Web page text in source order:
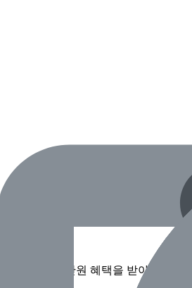
하고 최대 1만원 혜택을 받아보세요